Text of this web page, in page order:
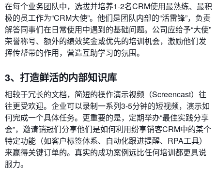
在每个业务团队中，选拔并培养1-2名CRM使用最熟练、最积
极的员工作为“CRM大使”。他们是团队内部的“活雷锋”，负责
解答同事们在日常使用中遇到的基础问题。公司应给予“大使”
荣誉称号、额外的绩效奖金或优先的培训机会，激励他们发
挥传帮带的作用，营造互助学习的氛围。
3、打造鲜活的内部知识库
相较于冗长的文档，简短的操作演示视频（Screencast）往
往更受欢迎。企业可以录制一系列3-5分钟的短视频，演示如
何完成一个具体任务。更重要的是，定期举办“最佳实践分享
会”，邀请销冠们分享他们是如何利用纷享销客CRM中的某个
特定功能（如客户标签体系、自动化跟进提醒、RPA工具）
来赢得关键订单的。真实的成功案例远比任何培训都更具说
服力。